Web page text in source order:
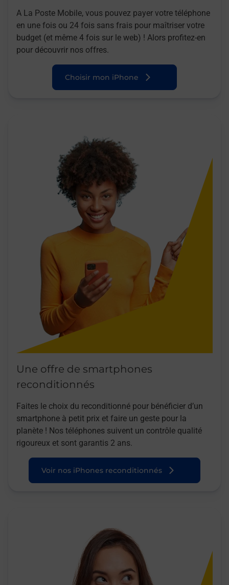
A La Poste Mobile, vous pouvez payer votre téléphone
en une fois ou 24 fois sans frais pour maîtriser votre
budget (et même 4 fois sur le web) ! Alors profitez-en
pour découvrir nos offres.
Choisir mon iPhone
Une offre de smartphones
reconditionnés
Faites le choix du reconditionné pour bénéficier d’un
smartphone à petit prix et faire un geste pour la
planète ! Nos téléphones suivent un contrôle qualité
rigoureux et sont garantis 2 ans.
Voir nos iPhones reconditionnés